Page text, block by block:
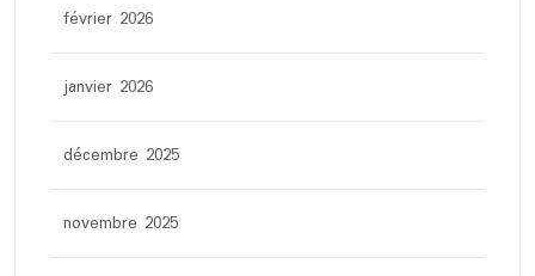
février 2026
janvier 2026
décembre 2025
novembre 2025